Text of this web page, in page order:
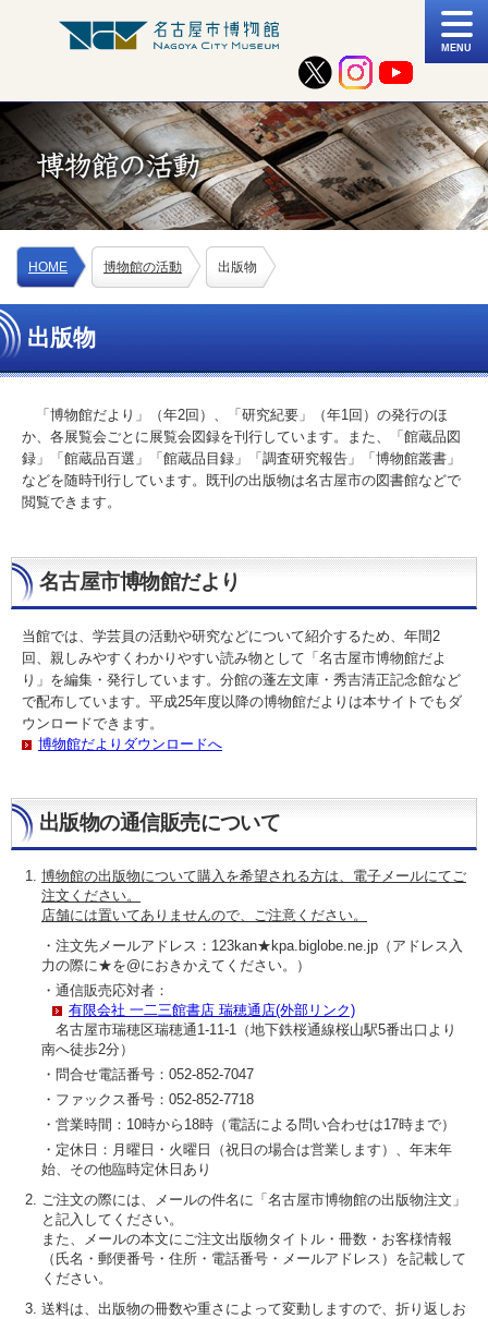
MENU
HOME 博物館の活動 出版物
出版物
「博物館だより」（年2回）、「研究紀要」（年1回）の発行のほ
か、各展覧会ごとに展覧会図録を刊行しています。また、「館蔵品図
録」「館蔵品百選」「館蔵品目録」「調査研究報告」「博物館叢書」
などを随時刊行しています。既刊の出版物は名古屋市の図書館などで
閲覧できます。
名古屋市博物館だより
当館では、学芸員の活動や研究などについて紹介するため、年間2
回、親しみやすくわかりやすい読み物として「名古屋市博物館だよ
り」を編集・発行しています。分館の蓬左文庫・秀吉清正記念館など
で配布しています。平成25年度以降の博物館だよりは本サイトでもダ
ウンロードできます。
博物館だよりダウンロードへ
出版物の通信販売について
博物館の出版物について購入を希望される方は、電子メールにてご
注文ください。
店舗には置いてありませんので、ご注意ください。
・注文先メールアドレス：123kan★kpa.biglobe.ne.jp（アドレス入
力の際に★を@におきかえてください。）
・通信販売応対者：
有限会社 一二三館書店 瑞穂通店(外部リンク)
名古屋市瑞穂区瑞穂通1-11-1（地下鉄桜通線桜山駅5番出口より
南へ徒歩2分）
・問合せ電話番号：052-852-7047
・ファックス番号：052-852-7718
・営業時間：10時から18時（電話による問い合わせは17時まで）
・定休日：月曜日・火曜日（祝日の場合は営業します）、年末年
始、その他臨時定休日あり
ご注文の際には、メールの件名に「名古屋市博物館の出版物注文」
と記入してください。
また、メールの本文にご注文出版物タイトル・冊数・お客様情報
（氏名・郵便番号・住所・電話番号・メールアドレス）を記載して
ください。
送料は、出版物の冊数や重さによって変動しますので、折り返しお